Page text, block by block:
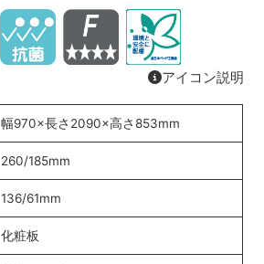
アイコン説明
幅970×長さ2090×高さ853mm
260/185mm
136/61mm
化粧板